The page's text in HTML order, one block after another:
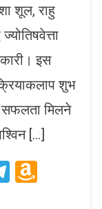
शूल, राहु
इस
शुभ
मिलने
[…]
Telegram